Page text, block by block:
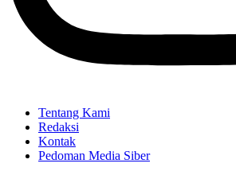
Tentang Kami
Redaksi
Kontak
Pedoman Media Siber